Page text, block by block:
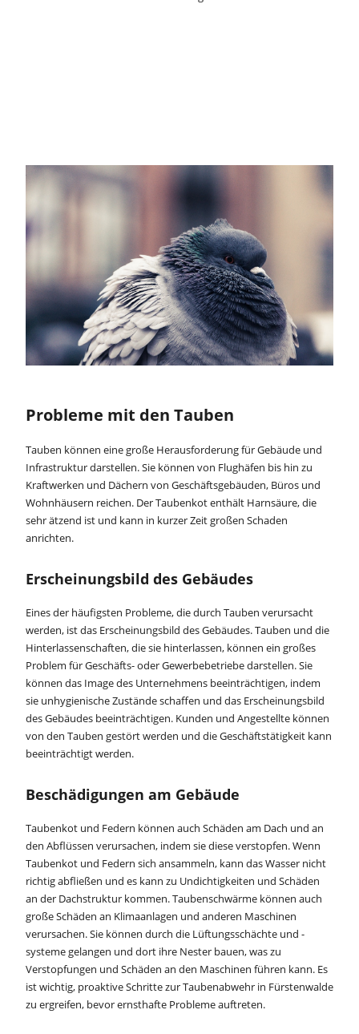
Probleme mit den Tauben
Tauben können eine große Herausforderung für Gebäude und
Infrastruktur darstellen. Sie können von Flughäfen bis hin zu
Kraftwerken und Dächern von Geschäftsgebäuden, Büros und
Wohnhäusern reichen. Der Taubenkot enthält Harnsäure, die
sehr ätzend ist und kann in kurzer Zeit großen Schaden
anrichten.
Erscheinungsbild des Gebäudes
Eines der häufigsten Probleme, die durch Tauben verursacht
werden, ist das Erscheinungsbild des Gebäudes. Tauben und die
Hinterlassenschaften, die sie hinterlassen, können ein großes
Problem für Geschäfts- oder Gewerbebetriebe darstellen. Sie
können das Image des Unternehmens beeinträchtigen, indem
sie unhygienische Zustände schaffen und das Erscheinungsbild
des Gebäudes beeinträchtigen. Kunden und Angestellte können
von den Tauben gestört werden und die Geschäftstätigkeit kann
beeinträchtigt werden.
Beschädigungen am Gebäude
Taubenkot und Federn können auch Schäden am Dach und an
den Abflüssen verursachen, indem sie diese verstopfen. Wenn
Taubenkot und Federn sich ansammeln, kann das Wasser nicht
richtig abfließen und es kann zu Undichtigkeiten und Schäden
an der Dachstruktur kommen. Taubenschwärme können auch
große Schäden an Klimaanlagen und anderen Maschinen
verursachen. Sie können durch die Lüftungsschächte und -
systeme gelangen und dort ihre Nester bauen, was zu
Verstopfungen und Schäden an den Maschinen führen kann. Es
ist wichtig, proaktive Schritte zur Taubenabwehr in Fürstenwalde
zu ergreifen, bevor ernsthafte Probleme auftreten.